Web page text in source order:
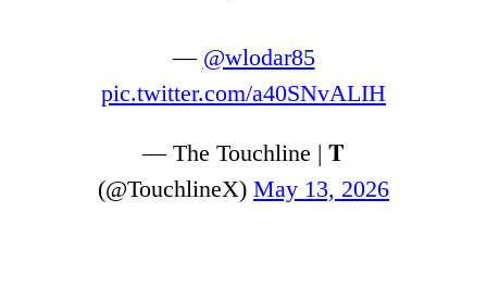
— @wlodar85
pic.twitter.com/a40SNvALIH
— The Touchline | 𝐓
(@TouchlineX) May 13, 2026